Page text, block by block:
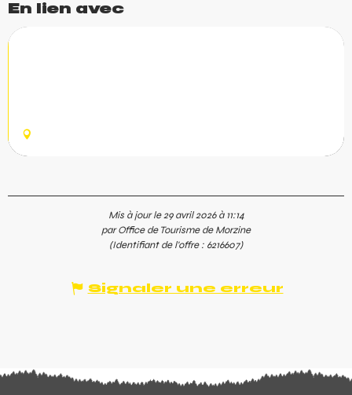
En lien avec
Mis à jour le 29 avril 2026 à 11:14
par Office de Tourisme de Morzine
(Identifiant de l'offre : 6216607)
Signaler une erreur